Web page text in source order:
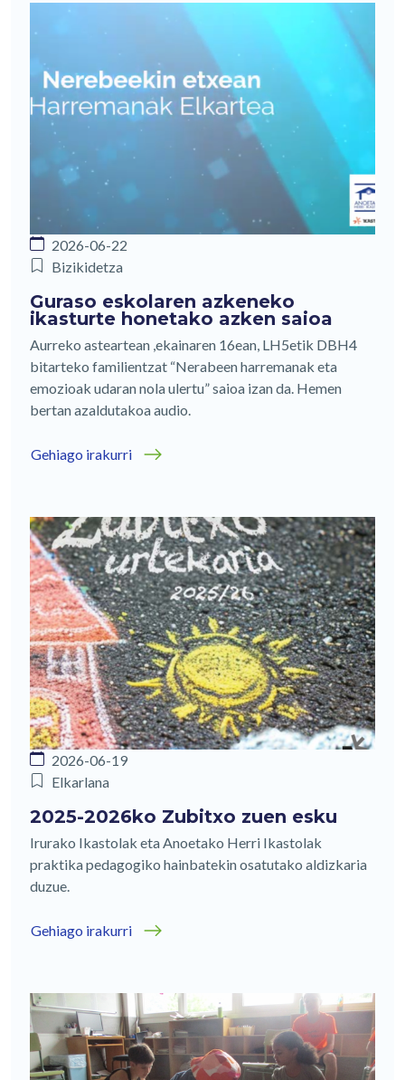
2026-06-22
Bizikidetza
Guraso eskolaren azkeneko
ikasturte honetako azken saioa
Aurreko asteartean ,ekainaren 16ean, LH5etik DBH4
bitarteko familientzat “Nerabeen harremanak eta
emozioak udaran nola ulertu” saioa izan da. Hemen
bertan azaldutakoa audio.
Gehiago irakurri
2026-06-19
Elkarlana
2025-2026ko Zubitxo zuen esku
Irurako Ikastolak eta Anoetako Herri Ikastolak
praktika pedagogiko hainbatekin osatutako aldizkaria
duzue.
Gehiago irakurri